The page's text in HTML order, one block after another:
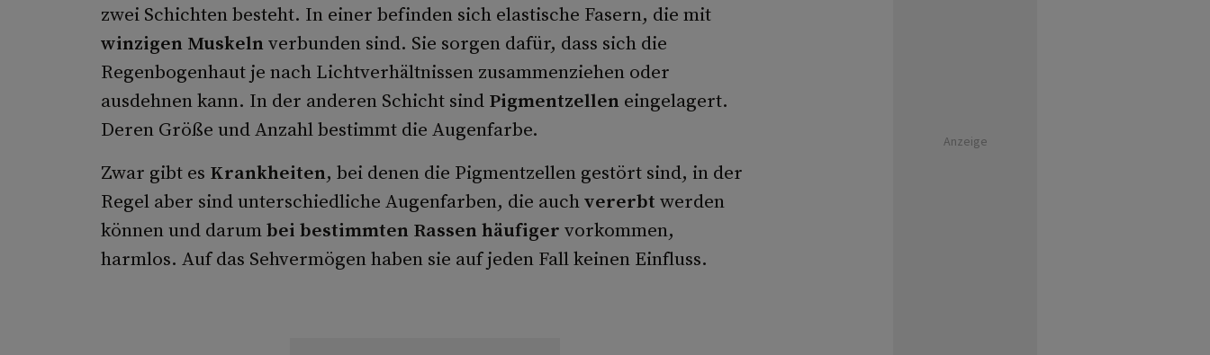
zwei Schichten besteht. In einer befinden sich elastische Fasern, die mit
winzigen Muskelnverbunden sind. Sie sorgen dafür, dass sich die
Regenbogenhaut je nach Lichtverhältnissen zusammenziehen oder
ausdehnen kann. In der anderen Schicht sind Pigmentzellen eingelagert.
Deren Größe und Anzahl bestimmt die Augenfarbe.
Zwar gibt es Krankheiten, bei denen die Pigmentzellen gestört sind, in der
Regel aber sind unterschiedliche Augenfarben, die auchvererbt werden
können und darumbei bestimmten Rassen häufiger vorkommen,
harmlos. Auf das Sehvermögen haben sie auf jeden Fall keinen Einfluss.
Anzeige